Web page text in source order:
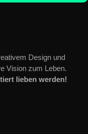
Design und
Vision zum Leben.
lieben werden!